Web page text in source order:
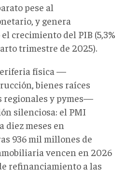
pese al
y genera
crecimiento del PIB (5,3%
trimestre de 2025).
física —
bienes raíces
regionales y pymes—
silenciosa: el PMI
diez meses en
936 mil millones de
vencen en 2026
refinanciamiento a las